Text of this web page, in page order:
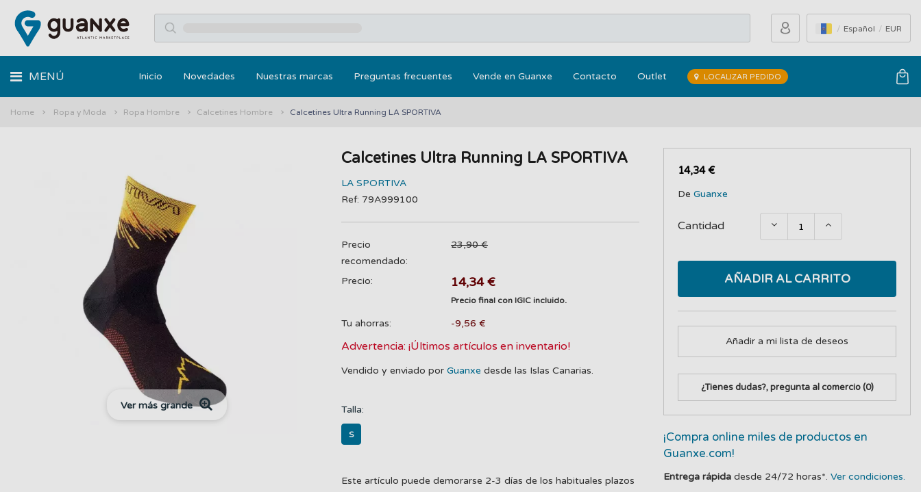
Español EUR
MENÚ Inicio Novedades Nuestras marcas Preguntas frecuentes Vende en Guanxe Contacto Outlet LOCALIZAR PEDIDO
Home Ropa y Moda Ropa Hombre Calcetines Hombre Calcetines Ultra Running LA SPORTIVA
Ver más grande
Calcetines Ultra Running LA SPORTIVA
LA SPORTIVA
Ref: 79A999100
Precio
recomendado:
23,90 €
Precio: 14,34 €
Precio final con IGIC incluido.
Tu ahorras: -9,56 €
Advertencia: ¡Últimos artículos en inventario!
Vendido y enviado por Guanxe desde las Islas Canarias.
Talla:
S
Este artículo puede demorarse 2-3 días de los habituales plazos
14,34 €
DeGuanxe
Cantidad
AÑADIR AL CARRITO
Añadir a mi lista de deseos
¿Tienes dudas?, pregunta al comercio(0)
¡Compra online miles de productos en
Guanxe.com!
Entrega rápida desde 24/72 horas*.Ver condiciones.